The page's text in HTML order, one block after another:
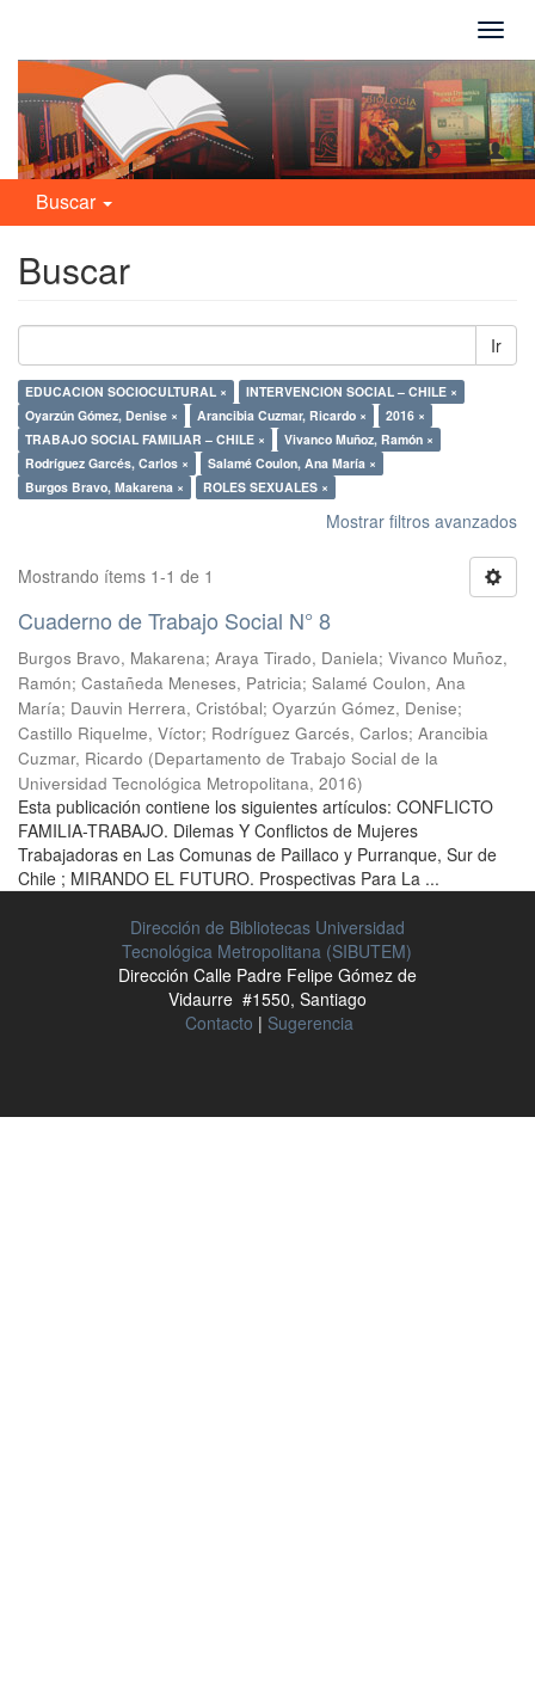
Buscar
Buscar
Ir
EDUCACION SOCIOCULTURAL ×
INTERVENCION SOCIAL – CHILE ×
Oyarzún Gómez, Denise ×
Arancibia Cuzmar, Ricardo ×
2016 ×
TRABAJO SOCIAL FAMILIAR – CHILE ×
Vivanco Muñoz, Ramón ×
Rodríguez Garcés, Carlos ×
Salamé Coulon, Ana María ×
Burgos Bravo, Makarena ×
ROLES SEXUALES ×
Mostrar filtros avanzados
Mostrando ítems 1-1 de 1
Cuaderno de Trabajo Social N° 8
Burgos Bravo, Makarena; Araya Tirado, Daniela; Vivanco Muñoz,
Ramón; Castañeda Meneses, Patricia; Salamé Coulon, Ana
María; Dauvin Herrera, Cristóbal; Oyarzún Gómez, Denise;
Castillo Riquelme, Víctor; Rodríguez Garcés, Carlos; Arancibia
Cuzmar, Ricardo (Departamento de Trabajo Social de la
Universidad Tecnológica Metropolitana, 2016)
Esta publicación contiene los siguientes artículos: CONFLICTO
FAMILIA-TRABAJO. Dilemas Y Conflictos de Mujeres
Trabajadoras en Las Comunas de Paillaco y Purranque, Sur de
Chile ; MIRANDO EL FUTURO. Prospectivas Para La ...
Dirección de Bibliotecas Universidad
Tecnológica Metropolitana (SIBUTEM)
Dirección Calle Padre Felipe Gómez de
Vidaurre #1550, Santiago
Contacto | Sugerencia